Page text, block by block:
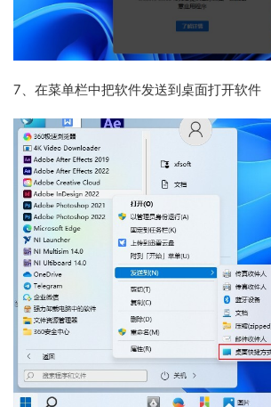
7、 在菜单栏中把软件发送到桌面打开软件